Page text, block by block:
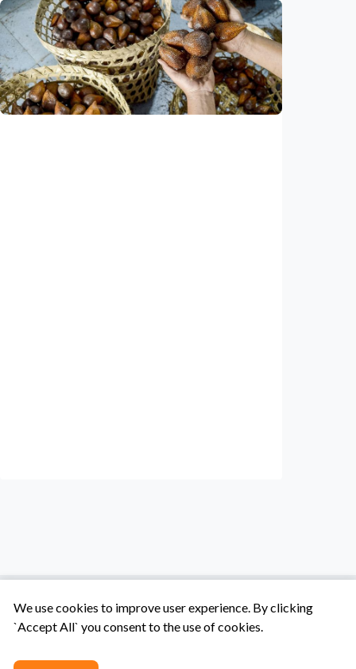
Ekonomi
Leapmotor mulai produksi mobil listrik di
Indonesia, target 34.000 unit per tahun
Indonesia•07 Aug 2026
We use cookies to improve user experience. By clicking
`Accept All` you consent to the use of cookies.